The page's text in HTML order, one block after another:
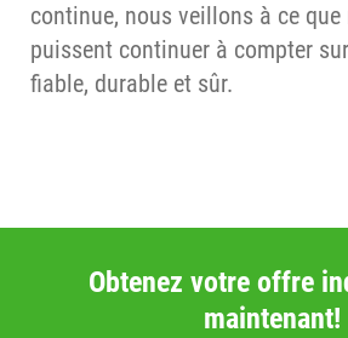
continue, nous veillons à ce
puissent continuer à compter
fiable, durable et sûr.
Obtenez votre offre
maintenant!